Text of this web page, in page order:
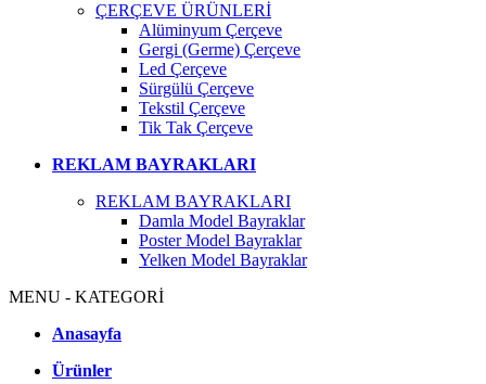
ÇERÇEVE ÜRÜNLERİ
Alüminyum Çerçeve
Gergi (Germe) Çerçeve
Led Çerçeve
Sürgülü Çerçeve
Tekstil Çerçeve
Tik Tak Çerçeve
REKLAM BAYRAKLARI
REKLAM BAYRAKLARI
Damla Model Bayraklar
Poster Model Bayraklar
Yelken Model Bayraklar
MENU - KATEGORİ
Anasayfa
Ürünler